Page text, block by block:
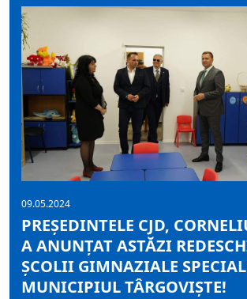
09.05.2024
PREȘEDINTELE CJD,
A ANUNȚAT ASTĂZI
ȘCOLII GIMNAZIALE
MUNICIPIUL TÂRGOVIȘTE!